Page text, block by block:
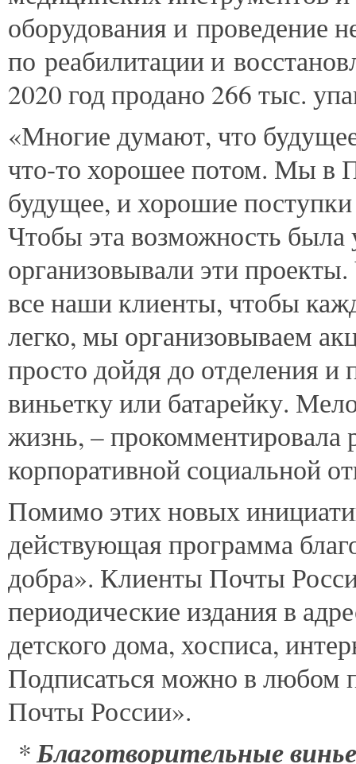
оборудования и проведение
по реабилитации и
2020 год продано 266 тыс.
«Многие думают, что
что-то хорошее потом. Мы в
будущее, и хорошие
Чтобы эта возможность
организовывали эти
все наши клиенты, чтобы
легко, мы организовываем
просто дойдя до отделения и
виньетку или батарейку.
жизнь, – прокомментировала
корпоративной социальной
Помимо этих новых
действующая программа
добра». Клиенты Почты
периодические издания в
детского дома, хосписа,
Подписаться можно в любом
Почты России».
*Благотворительные